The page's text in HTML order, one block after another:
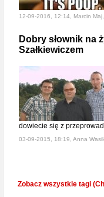
12-09-2016, 12:14, Marcin Maj,
Dobry słownik na
Szałkiewiczem
dowiecie się z
03-09-2015, 18:19, Anna
Zobacz wszystkie tagi